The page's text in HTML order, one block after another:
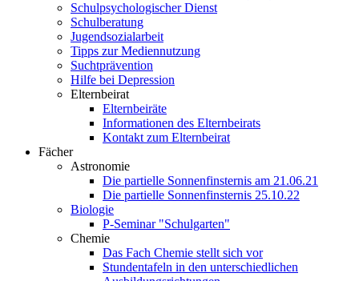
Schulpsychologischer Dienst
Schulberatung
Jugendsozialarbeit
Tipps zur Mediennutzung
Suchtprävention
Hilfe bei Depression
Elternbeirat
Elternbeiräte
Informationen des Elternbeirats
Kontakt zum Elternbeirat
Fächer
Astronomie
Die partielle Sonnenfinsternis am 21.06.21
Die partielle Sonnenfinsternis 25.10.22
Biologie
P-Seminar "Schulgarten"
Chemie
Das Fach Chemie stellt sich vor
Stundentafeln in den unterschiedlichen